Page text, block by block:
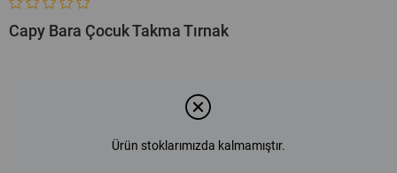
Capy Bara Çocuk Takma Tırnak
Ürün stoklarımızda kalmamıştır.